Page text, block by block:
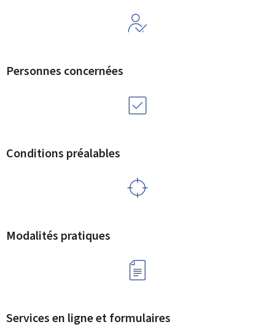
Personnes concernées
Conditions préalables
Modalités pratiques
Services en ligne et formulaires